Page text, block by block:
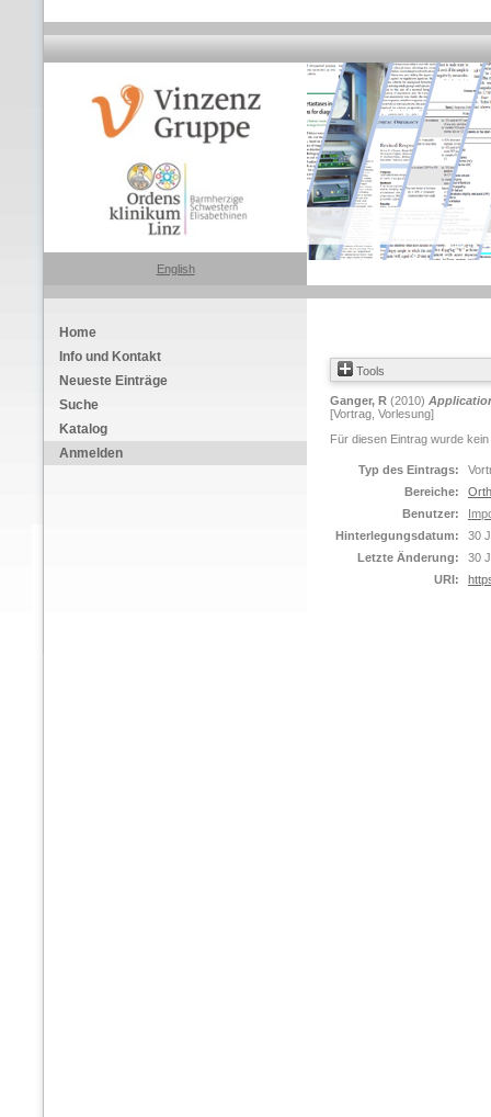
English
Home
Info und Kontakt
Neueste Einträge
Suche
Katalog
Anmelden
Tools
Ganger, R (2010)
[Vortrag, Vorlesung]
Für diesen Eintrag wurde
Typ des Eintrags:
Bereiche:
Benutzer:
Hinterlegungsdatum:
30
Letzte Änderung:
30
URI: